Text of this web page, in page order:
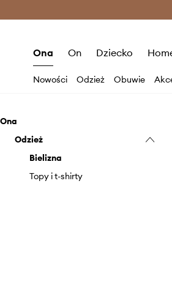
Ona On Dziecko
Nowości Odzież Obuwie
Ona
Odzież
Bielizna
Topy i t-shirty